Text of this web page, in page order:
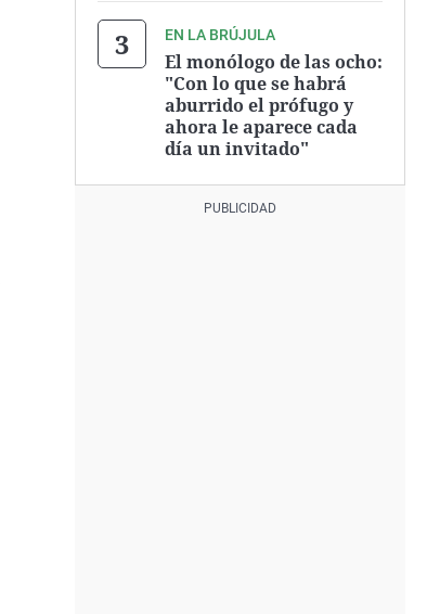
EN LA BRÚJULA
El monólogo de las ocho:
"Con lo que se habrá
aburrido el prófugo y
ahora le aparece cada
día un invitado"